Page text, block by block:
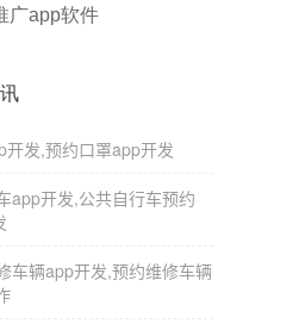
广app软件
开发,预约口罩app开发
app开发,公共自行车预约
车辆app开发,预约维修车辆